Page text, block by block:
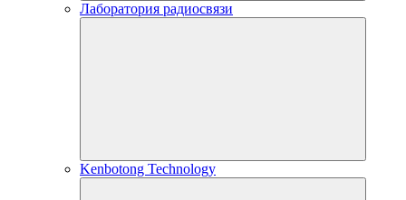
Лаборатория радиосвязи
Kenbotong Technology